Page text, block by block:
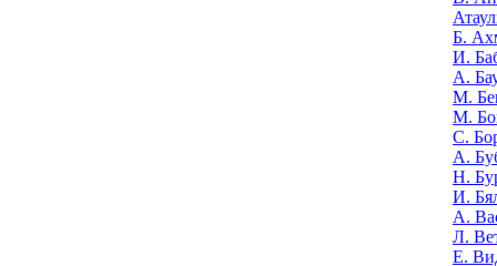
Б.
И.
А.
М.
М.
С.
А.
Н.
И.
А.
Л.
Е.